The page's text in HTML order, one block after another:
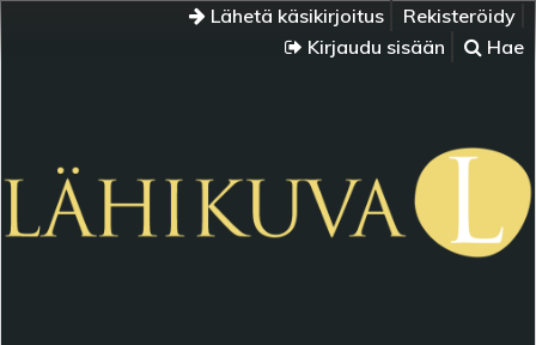
Lähetä käsikirjoitus
Rekisteröidy
Kirjaudu sisään
Hae